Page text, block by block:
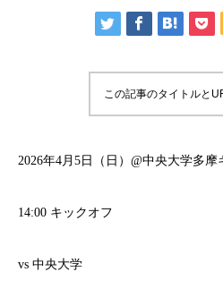
この記事のタイトルと
2026年4月5日（日）@中央大学多
14:00 キックオフ
vs 中央大学